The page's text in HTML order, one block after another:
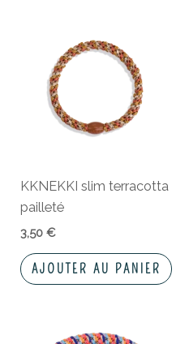
KKNEKKI slim terracotta
pailleté
3,50€
AJOUTER AU PANIER